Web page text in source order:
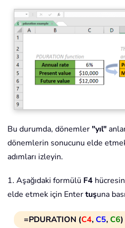
Bu durumda, dönemler"yıl"
dönemlerin sonucunu elde
adımları izleyin.
1. Aşağıdaki formülü F4
elde etmek için Entertuşuna
=PDURATION (C4,C5,C6)